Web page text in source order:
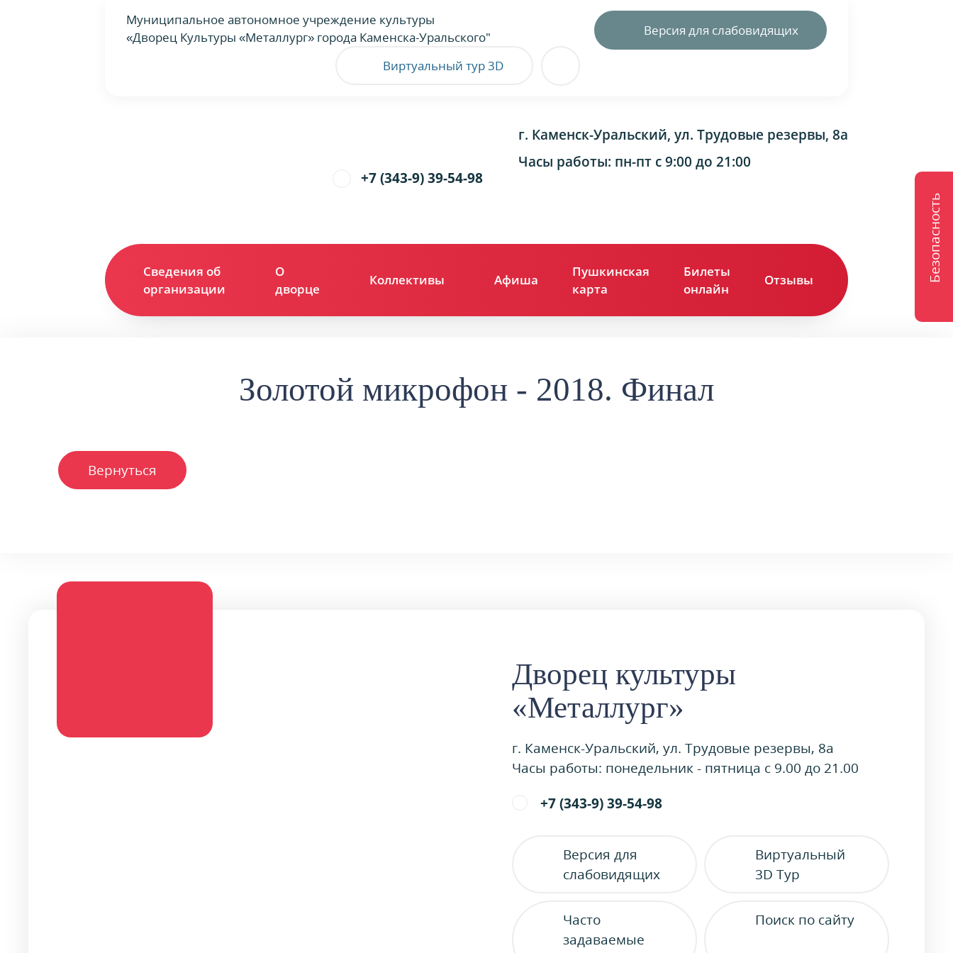
Муниципальное автономное учреждение культуры
«Дворец Культуры «Металлург» города Каменска-Уральского"
Версия для слабовидящих
Виртуальный тур 3D
г. Каменск-Уральский, ул. Трудовые резервы, 8а
Часы работы: пн-пт с 9:00 до 21:00
+7 (343-9) 39-54-98
Сведения об
организации
О
дворце
Коллективы Афиша
Пушкинская
карта
Билеты
онлайн
Отзывы Контакты
Золотой микрофон - 2018. Финал
Вернуться
Дворец культуры
«Металлург»
г. Каменск-Уральский, ул. Трудовые резервы, 8а
Часы работы: понедельник - пятница с 9.00 до 21.00
+7 (343-9) 39-54-98
Версия для
слабовидящих
Виртуальный
3D Тур
Часто
задаваемые
Поиск по сайту
Безопасность